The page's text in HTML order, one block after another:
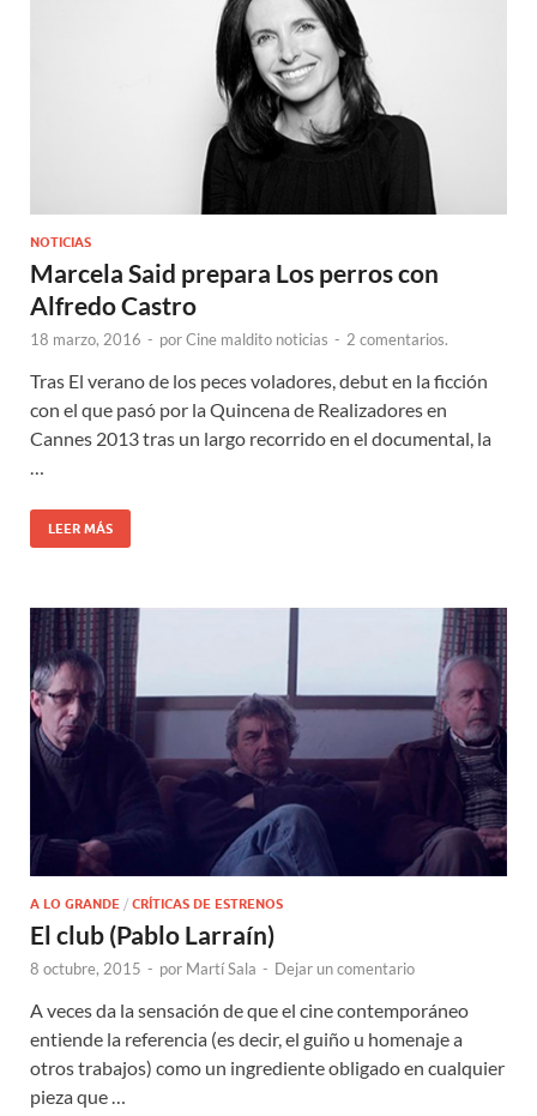
NOTICIAS
Marcela Said prepara Los perros con
Alfredo Castro
18 marzo, 2016 - porCine maldito noticias - 2 comentarios.
Tras El verano de los peces voladores, debut en la ficción
con el que pasó por la Quincena de Realizadores en
Cannes 2013 tras un largo recorrido en el documental, la
LEER MÁS
A LO GRANDE / CRÍTICAS DE ESTRENOS
El club (Pablo Larraín)
8 octubre, 2015 - por Martí Sala - Dejar un comentario
A veces da la sensación de que el cine contemporáneo
entiende la referencia (es decir, el guiño u homenaje a
otros trabajos) como un ingrediente obligado en cualquier
pieza que …